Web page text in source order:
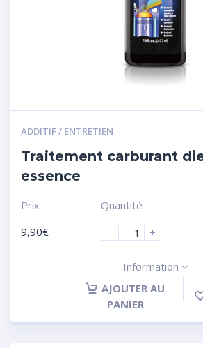
ADDITIF / ENTRETIEN
Traitement carburant
essence
Prix
9,90€
Quantité
-
+
Information
AJOUTER AU
PANIER